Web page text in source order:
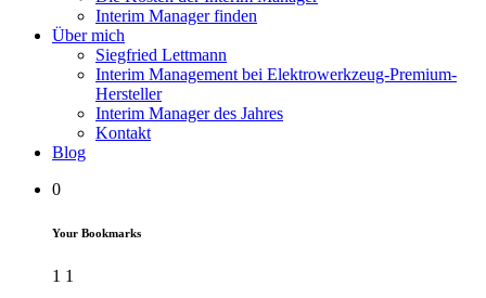
Interim Manager finden
Über mich
Siegfried Lettmann
Interim Management bei Elektrowerkzeug-Premium-
Hersteller
Interim Manager des Jahres
Kontakt
Blog
0
Your Bookmarks
1 1